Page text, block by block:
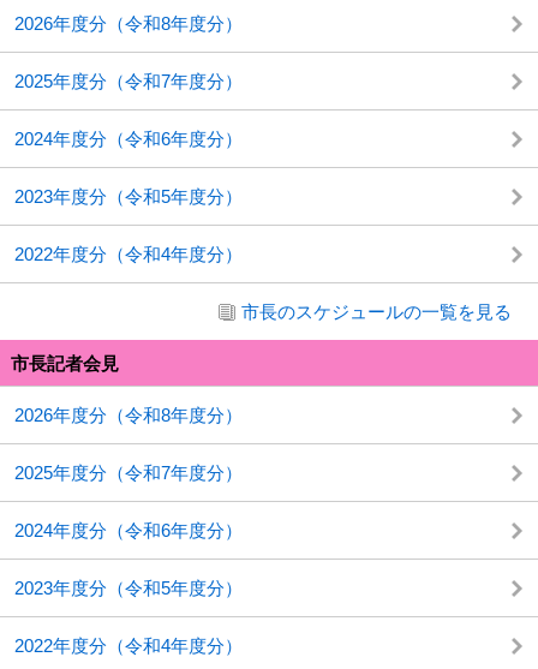
2026年度分（令和8年度分）
2025年度分（令和7年度分）
2024年度分（令和6年度分）
2023年度分（令和5年度分）
2022年度分（令和4年度分）
市長のスケジュールの一覧を見る
市長記者会見
2026年度分（令和8年度分）
2025年度分（令和7年度分）
2024年度分（令和6年度分）
2023年度分（令和5年度分）
2022年度分（令和4年度分）